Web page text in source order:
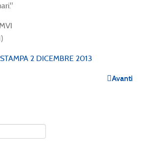
2 DICEMBRE 2013
Avanti